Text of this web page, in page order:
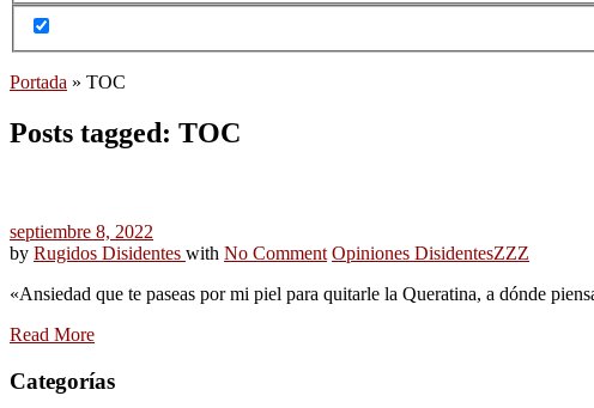
Portada » TOC
Posts tagged: TOC
septiembre 8, 2022
by Rugidos Disidentes with No Comment Opiniones DisidentesZZZ
«Ansiedad que te paseas por mi piel para quitarle la Queratina, a dónde
Read More
Categorías